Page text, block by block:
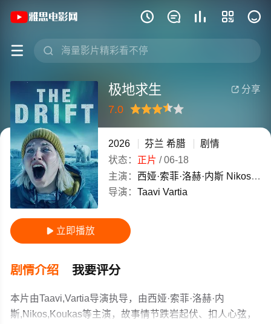
    
 
《极地求生》(2026)芬兰 / 希腊英语高
 分享
极地求生
7.0
很差较差
还行推荐力荐
2026 芬兰 希腊
剧情
状态： 正片 /06-18
主演： 西娅·索菲·洛赫·内斯 Nikos
导演： Taavi Vartia
 立即播放
剧情介绍 我要评分
本片由Taavi,Vartia导演执导，由西娅·索菲·洛赫·内
斯,Nikos,Koukas等主演，故事情节跌岩起伏、扣人心弦，